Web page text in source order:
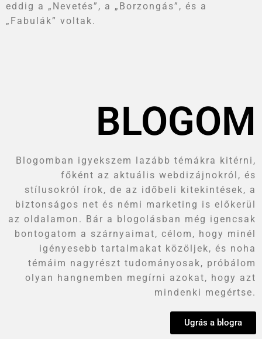
eddig a „Nevetés”, a „Borzongás”, és a
„Fabulák” voltak.
BLOGOM
Blogomban igyekszem lazább témákra kitérni,
főként az aktuális webdizájnokról, és
stílusokról írok, de az időbeli kitekintések, a
biztonságos net és némi marketing is előkerül
az oldalamon. Bár a blogolásban még igencsak
bontogatom a szárnyaimat, célom, hogy minél
igényesebb tartalmakat közöljek, és noha
témáim nagyrészt tudományosak, próbálom
olyan hangnemben megírni azokat, hogy azt
mindenki megértse.
Ugrás a blogra